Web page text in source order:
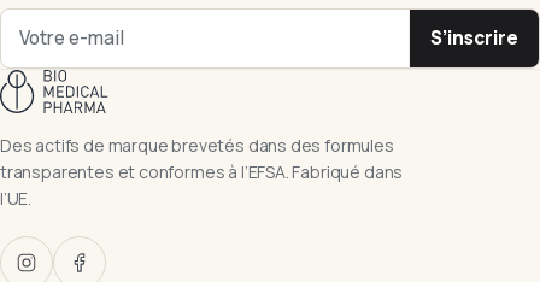
S’inscrire
Des actifs de marque brevetés dans des formules
transparentes et conformes à l’EFSA. Fabriqué dans
l’UE.